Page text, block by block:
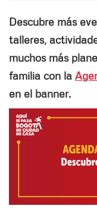
Descubre más
talleres,
muchos más
familia con la
en el banner.